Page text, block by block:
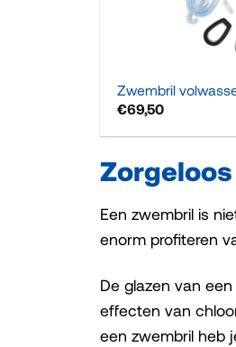
Zwembril
€69,50
Een zwembril is
enorm profiteren
De glazen van
effecten van
een zwembril heb